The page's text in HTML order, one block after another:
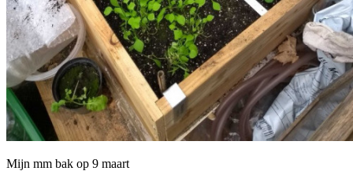
Mijn mm bak op 9 maart